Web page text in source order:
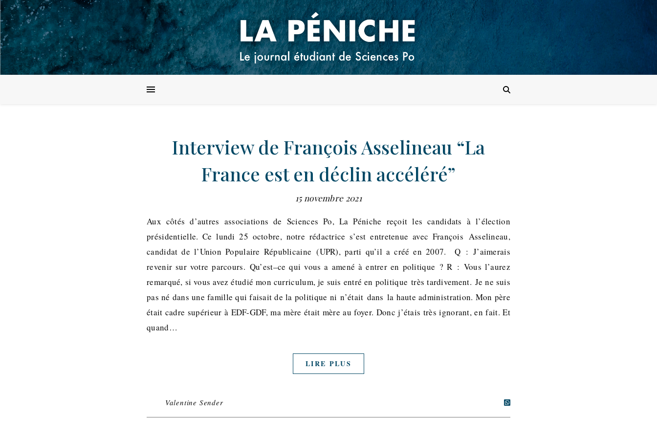
Interview de François Asselineau “La
France est en déclin accéléré”
15 novembre 2021
Aux côtés d’autres associations de Sciences Po, La Péniche reçoit les candidats à l’élection
présidentielle. Ce lundi 25 octobre, notre rédactrice s’est entretenue avec François Asselineau,
candidat de l’Union Populaire Républicaine (UPR), parti qu’il a créé en 2007. Q : J’aimerais
revenir sur votre parcours. Qu’est–ce qui vous a amené à entrer en politique ? R : Vous l’aurez
remarqué, si vous avez étudié mon curriculum, je suis entré en politique très tardivement. Je ne suis
pas né dans une famille qui faisait de la politique ni n’était dans la haute administration. Mon père
était cadre supérieur à EDF-GDF, ma mère était mère au foyer. Donc j’étais très ignorant, en fait. Et
quand…
LIRE PLUS
Valentine Sender